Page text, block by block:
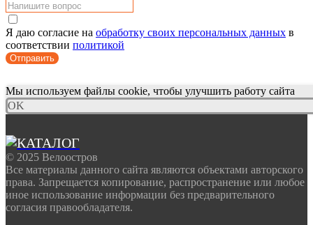
Я даю согласие на обработку своих персональных данных в
соответствии политикой
Отправить
Мы используем файлы cookie, чтобы улучшить работу сайта
OK
© 2025 Велоостров
Все материалы данного сайта являются объектами авторского
права. Запрещается копирование, распространение или любое
иное использование информации без предварительного
согласия правообладателя.